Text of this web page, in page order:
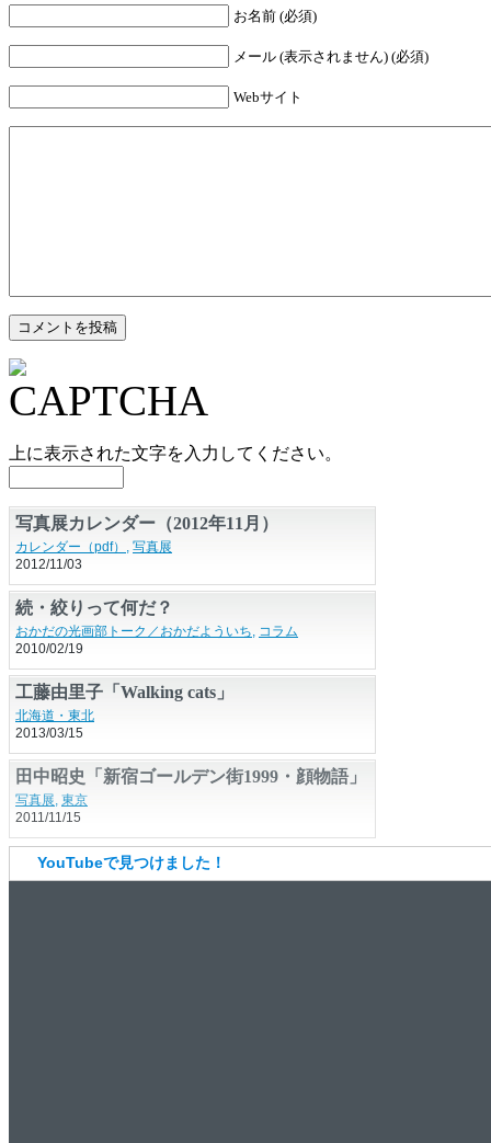
お名前 (必須)
メール (表示されません) (必須)
Webサイト
上に表示された文字を入力してください。
写真展カレンダー（2012年11月）
カレンダー（pdf）
2012/11/03
続・絞りって何だ？
おかだの光画部トーク／おかだよういち
2010/02/19
工藤由里子「Walking cats」
北海道・東北
2013/03/15
YouTubeで見つけました！